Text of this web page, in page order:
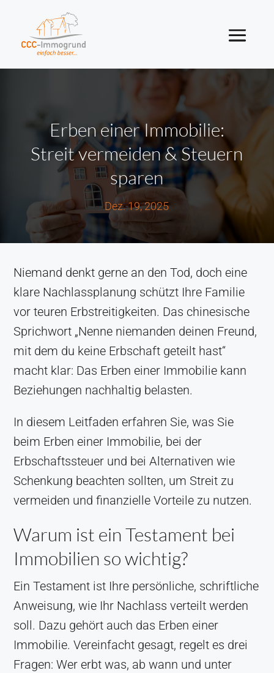
Erben einer Immobilie:
Streit vermeiden & Steuern
sparen
Dez. 19, 2025
Niemand denkt gerne an den Tod, doch eine
klare Nachlassplanung schützt Ihre Familie
vor teuren Erbstreitigkeiten. Das chinesische
Sprichwort „Nenne niemanden deinen Freund,
mit dem du keine Erbschaft geteilt hast“
macht klar: Das Erben einer Immobilie kann
Beziehungen nachhaltig belasten.
In diesem Leitfaden erfahren Sie, was Sie
beim Erben einer Immobilie, bei der
Erbschaftssteuer und bei Alternativen wie
Schenkung beachten sollten, um Streit zu
vermeiden und finanzielle Vorteile zu nutzen.
Warum ist ein Testament bei
Immobilien so wichtig?
Ein Testament ist Ihre persönliche, schriftliche
Anweisung, wie Ihr Nachlass verteilt werden
soll. Dazu gehört auch das Erben einer
Immobilie. Vereinfacht gesagt, regelt es drei
Fragen: Wer erbt was, ab wann und unter